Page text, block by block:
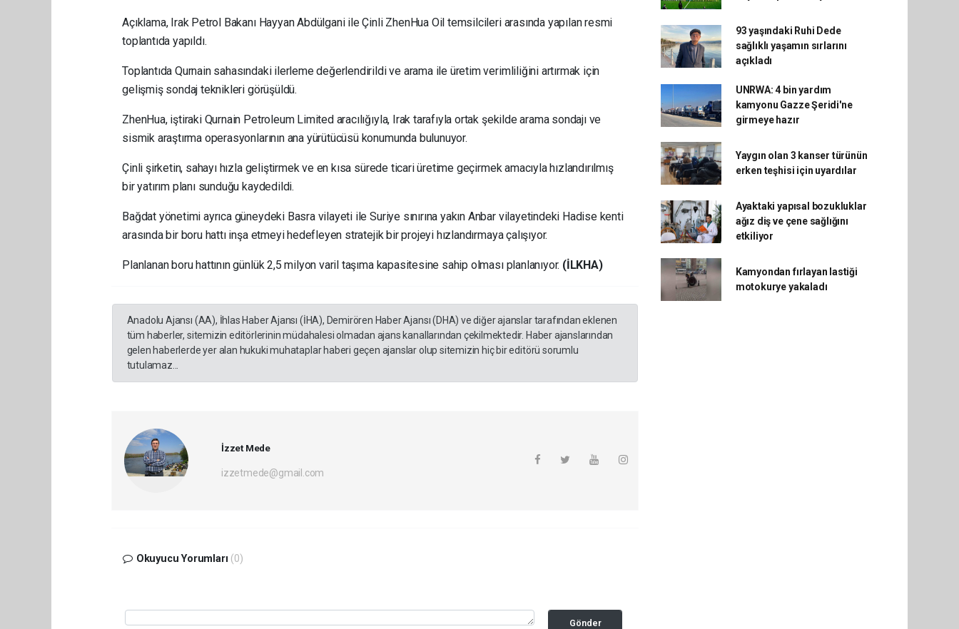
Açıklama, Irak Petrol Bakanı Hayyan Abdülgani ile Çinli ZhenHua Oil temsilcileri arasında yapılan resmi
toplantıda yapıldı.
Toplantıda Qurnain sahasındaki ilerleme değerlendirildi ve arama ile üretim verimliliğini artırmak için
gelişmiş sondaj teknikleri görüşüldü.
ZhenHua, iştiraki Qurnain Petroleum Limited aracılığıyla, Irak tarafıyla ortak şekilde arama sondajı ve
sismik araştırma operasyonlarının ana yürütücüsü konumunda bulunuyor.
Çinli şirketin, sahayı hızla geliştirmek ve en kısa sürede ticari üretime geçirmek amacıyla hızlandırılmış
bir yatırım planı sunduğu kaydedildi.
Bağdat yönetimi ayrıca güneydeki Basra vilayeti ile Suriye sınırına yakın Anbar vilayetindeki Hadise kenti
arasında bir boru hattı inşa etmeyi hedefleyen stratejik bir projeyi hızlandırmaya çalışıyor.
Planlanan boru hattının günlük 2,5 milyon varil taşıma kapasitesine sahip olması planlanıyor. (İLKHA)
Anadolu Ajansı (AA), İhlas Haber Ajansı (İHA), Demirören Haber Ajansı (DHA) ve diğer ajanslar tarafından eklenen
tüm haberler, sitemizin editörlerinin müdahalesi olmadan ajans kanallarından çekilmektedir. Haber ajanslarından
gelen haberlerde yer alan hukuki muhataplar haberi geçen ajanslar olup sitemizin hiç bir editörü sorumlu
tutulamaz...
İzzet Mede
izzetmede@gmail.com
Okuyucu Yorumları (0)
Gönder
93 yaşındaki Ruhi Dede
sağlıklı yaşamın sırlarını
açıkladı
UNRWA: 4 bin yardım
kamyonu Gazze Şeridi'ne
girmeye hazır
Yaygın olan 3 kanser türünün
erken teşhisi için uyardılar
Ayaktaki yapısal bozukluklar
ağız diş ve çene sağlığını
etkiliyor
Kamyondan fırlayan lastiği
motokurye yakaladı